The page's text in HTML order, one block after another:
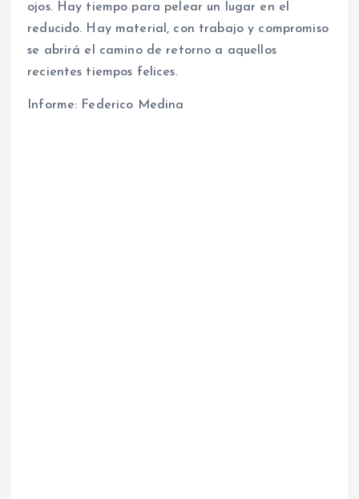
ojos. Hay tiempo para pelear un lugar en el
reducido. Hay material, con trabajo y compromiso
se abrirá el camino de retorno a aquellos
recientes tiempos felices.
Informe: Federico Medina